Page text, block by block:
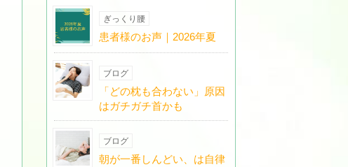
ぎっくり腰
患者様のお声｜2026年夏
ブログ
「どの枕も合わない」原因
はガチガチ首かも
ブログ
朝が一番しんどい、は自律